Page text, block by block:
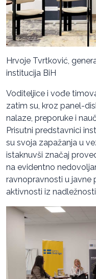
Hrvoje Tvrtković,
institucija BiH
Voditeljice i vođe
zatim su, kroz panel-
nalaze, preporuke i
Prisutni predstavnici
su svoja zapažanja u
istaknuvši značaj
na evidentno
ravnopravnosti u javne
aktivnosti iz